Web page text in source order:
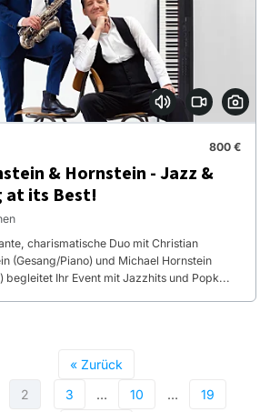
800 €
& Hornstein - Jazz &
at its Best!
charismatische Duo mit Christian
(Gesang/Piano) und Michael Hornstein
begleitet Ihr Event mit Jazzhits und Popk...
« Zurück
2 3 … 10 … 19